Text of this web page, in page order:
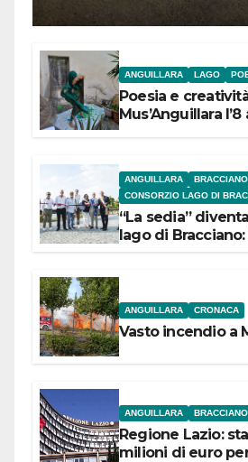
ANGUILLARA LAGO
Poesia e
Mus’Anguillara
ANGUILLARA
BRACCIANO
CONSORZIO LAGO DI
“La sedia”
lago di
ANGUILLARA CRONACA
Vasto incendio a
ANGUILLARA BRACCIANO
Regione Lazio:
milioni di euro